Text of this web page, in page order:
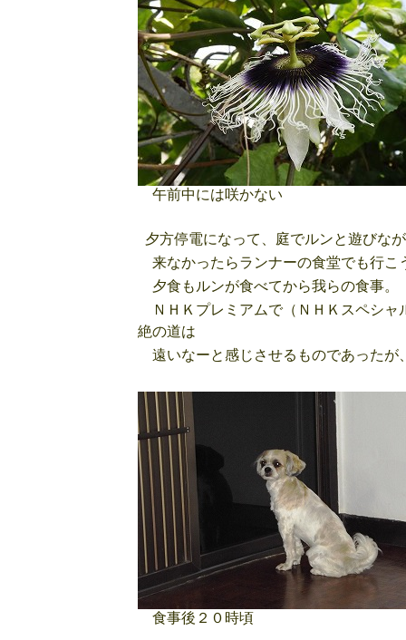
午前中には咲かない
夕方停電になって、庭でルンと遊びな
来なかったらランナーの食堂でも行こ
夕食もルンが食べてから我らの食事。
ＮＨＫプレミアムで（ＮＨＫスペシ
絶の道は
遠いなーと感じさせるものであったが
食事後２０時頃